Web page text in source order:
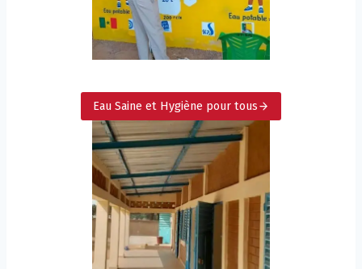
Eau Saine et Hygiène pour tous